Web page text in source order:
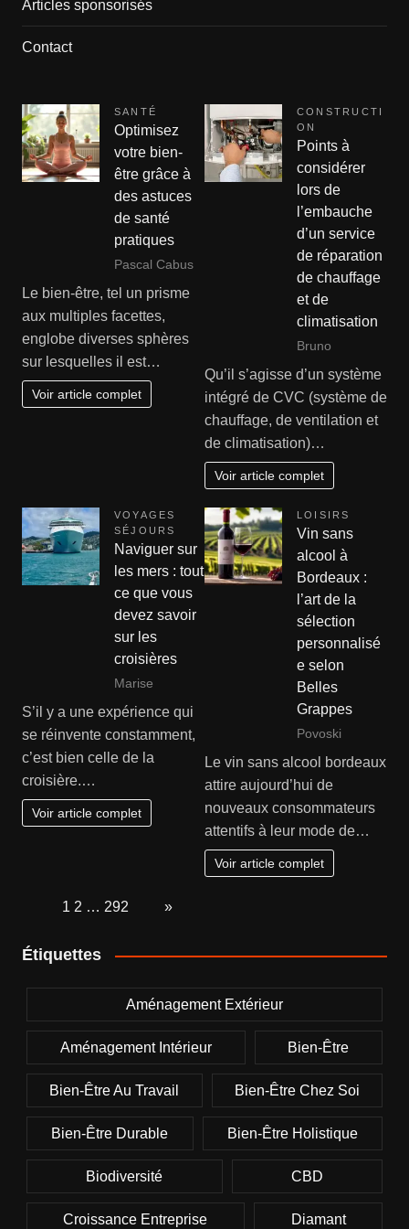
Articles sponsorisés
Contact
SANTÉ
Optimisez
votre bien-
être grâce à
des astuces
de santé
pratiques
Pascal Cabus
Le bien-être, tel un prisme
aux multiples facettes,
englobe diverses sphères
sur lesquelles il est…
Voir article complet
CONSTRUCTI
ON
Points à
considérer
lors de
l’embauche
d’un service
de réparation
de chauffage
et de
climatisation
Bruno
Qu’il s’agisse d’un système
intégré de CVC (système de
chauffage, de ventilation et
de climatisation)…
Voir article complet
VOYAGES
SÉJOURS
Naviguer sur
les mers : tout
ce que vous
devez savoir
sur les
croisières
Marise
S’il y a une expérience qui
se réinvente constamment,
c’est bien celle de la
croisière.…
Voir article complet
LOISIRS
Vin sans
alcool à
Bordeaux :
l’art de la
sélection
personnalisé
e selon
Belles
Grappes
Povoski
Le vin sans alcool bordeaux
attire aujourd’hui de
nouveaux consommateurs
attentifs à leur mode de…
Voir article complet
1 2 … 292 »
Étiquettes
Aménagement Extérieur
Aménagement Intérieur Bien-Être
Bien-Être Au Travail Bien-Être Chez Soi
Bien-Être Durable Bien-Être Holistique
Biodiversité CBD
Croissance Entreprise Diamant